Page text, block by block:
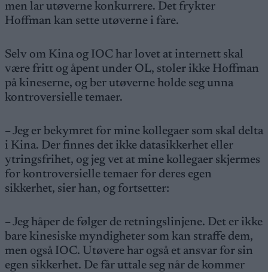
men lar utøverne konkurrere. Det frykter
Hoffman kan sette utøverne i fare.
Selv om Kina og IOC har lovet at internett skal
være fritt og åpent under OL, stoler ikke Hoffman
på kineserne, og ber utøverne holde seg unna
kontroversielle temaer.
– Jeg er bekymret for mine kollegaer som skal delta
i Kina. Der finnes det ikke datasikkerhet eller
ytringsfrihet, og jeg vet at mine kollegaer skjermes
for kontroversielle temaer for deres egen
sikkerhet, sier han, og fortsetter:
– Jeg håper de følger de retningslinjene. Det er ikke
bare kinesiske myndigheter som kan straffe dem,
men også IOC. Utøvere har også et ansvar for sin
egen sikkerhet. De får uttale seg når de kommer